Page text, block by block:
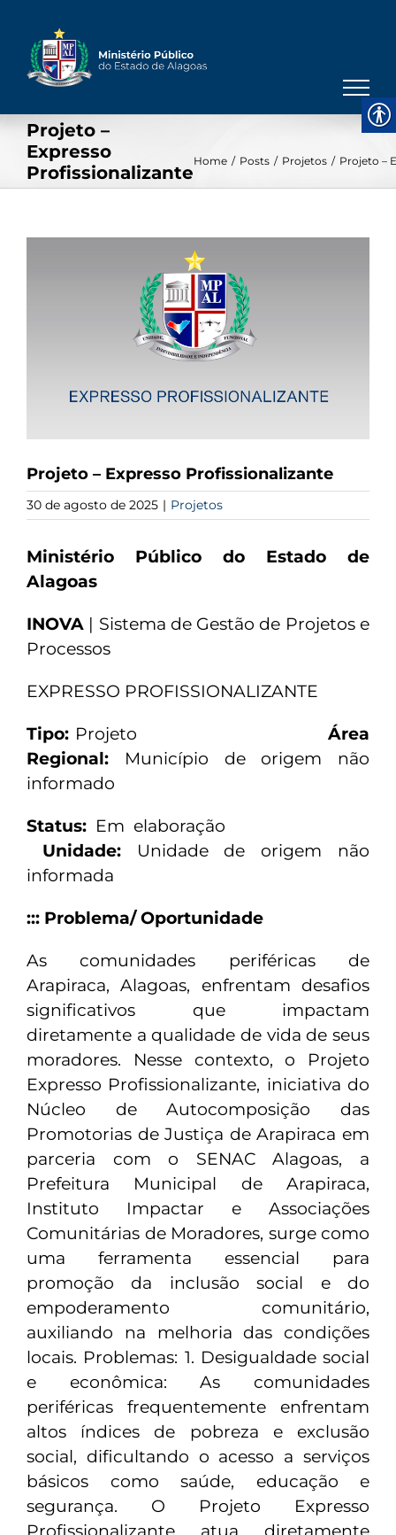
content
Projeto –
Expresso
Profissionalizante
Home / Posts / Projetos / Projeto –
Projeto – Expresso Profissionalizante
30 de agosto de 2025 | Projetos
Ministério Público do Estado de
Alagoas
INOVA | Sistema de Gestão de Projetos e
Processos
EXPRESSO PROFISSIONALIZANTE
Tipo: ProjetoÁrea
Regional: Município de origem não
informado
Status: Em elaboração
Unidade:
Unidade de origem não
informada
::: Problema/ Oportunidade
As comunidades periféricas de
Arapiraca, Alagoas, enfrentam desafios
significativos que impactam
diretamente a qualidade de vida de seus
moradores. Nesse contexto, o Projeto
Expresso Profissionalizante, iniciativa do
Núcleo de Autocomposição das
Promotorias de Justiça de Arapiraca em
parceria com o SENAC Alagoas, a
Prefeitura Municipal de Arapiraca,
Instituto Impactar e Associações
Comunitárias de Moradores, surge como
uma ferramenta essencial para
promoção da inclusão social e do
empoderamento comunitário,
auxiliando na melhoria das condições
locais. Problemas: 1. Desigualdade social
e econômica: As comunidades
periféricas frequentemente enfrentam
altos índices de pobreza e exclusão
social, dificultando o acesso a serviços
básicos como saúde, educação e
segurança. O Projeto Expresso